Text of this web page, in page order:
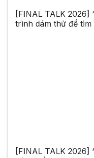
[FINAL TALK 2026]
trình dám thử để
[FINAL TALK 2026]